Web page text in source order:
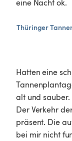
Thüringer
Hatten eine
alt und sauber.
Der Verkehr
präsent. Die
bei mir nicht